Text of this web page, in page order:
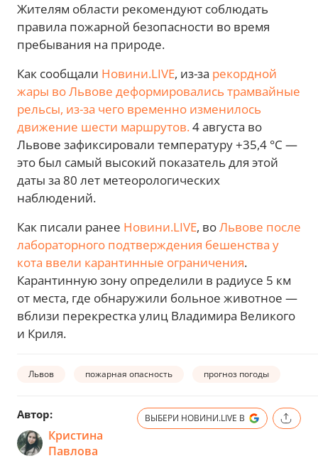
Жителям области рекомендуют соблюдать
правила пожарной безопасности во время
пребывания на природе.
Как сообщали Новини.LIVE, из-за рекордной
жары во Львове деформировались трамвайные
рельсы, из-за чего временно изменилось
движение шести маршрутов.4 августа во
Львове зафиксировали температуру +35,4 °C —
это был самый высокий показатель для этой
даты за 80 лет метеорологических
наблюдений.
Как писали ранее Новини.LIVE, воЛьвове после
лабораторного подтверждения бешенства у
кота ввели карантинные ограничения.
Карантинную зону определили в радиусе 5 км
от места, где обнаружили больное животное —
вблизи перекрестка улиц Владимира Великого
и Криля.
Львов пожарная опасность прогноз погоды
Автор:
Кристина
Павлова
ВЫБЕРИ НОВИНИ.LIVE В